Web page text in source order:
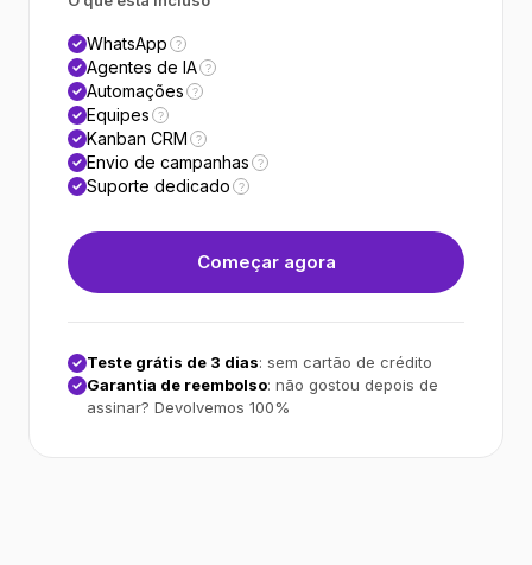
WhatsApp ?
Agentes de IA ?
Automações ?
Equipes ?
Kanban CRM ?
Envio de campanhas ?
Suporte dedicado ?
Começar agora
Teste grátis de 3 dias: sem cartão de crédito
Garantia de reembolso: não gostou depois de
assinar? Devolvemos 100%